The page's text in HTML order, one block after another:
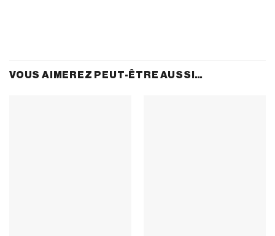
VOUS AIMEREZ PEUT-ÊTRE AUSSI…